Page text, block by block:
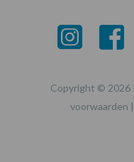
Copyright © 2026
voorwaarden |